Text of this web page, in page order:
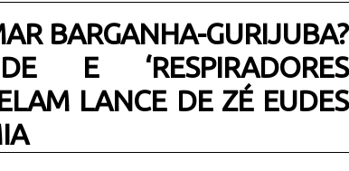
BARGANHA-GURIJUBA?
E ‘RESPIRADORES
LANCE DE ZÉ EUDES